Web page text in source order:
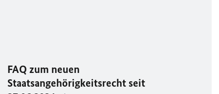
FAQ zum neuen
Staatsangehörigkeitsrecht seit